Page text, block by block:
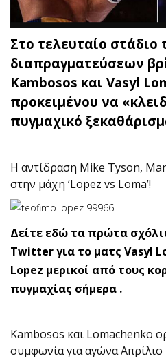
Στο τελευταίο στάδιο
διαπραγματεύσεων
Kambosos και Vasyl
προκειμένου να
πυγμαχικό
H αντίδραση Mike Tyson,
στην μάχη ‘Lopez vs Loma’!
Δείτε εδώ τα πρώτα
Twitter για το ματς Vasyl
Lopez μερικοί από τους
πυγμαχίας σήμερα .
Kambosos και Lomachenko
συμφωνία για αγώνα